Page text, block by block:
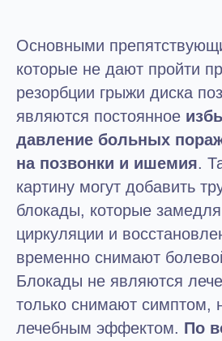
Основными
которые не дают пройти
резорбции грыжи диска
являются постоянное
давление больных
на позвонки и ишемия.
картину могут добавить
блокады, которые
циркуляции и
временно снимают
Блокады не являются
только снимают симптом,
лечебным эффектом. По